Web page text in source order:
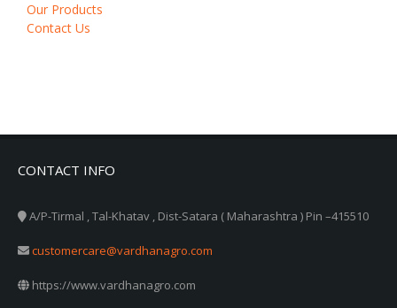
Our Products
Contact Us
CONTACT INFO
A/P-Tirmal , Tal-Khatav , Dist-Satara ( Maharashtra ) Pin –415510
customercare@vardhanagro.com
https://www.vardhanagro.com